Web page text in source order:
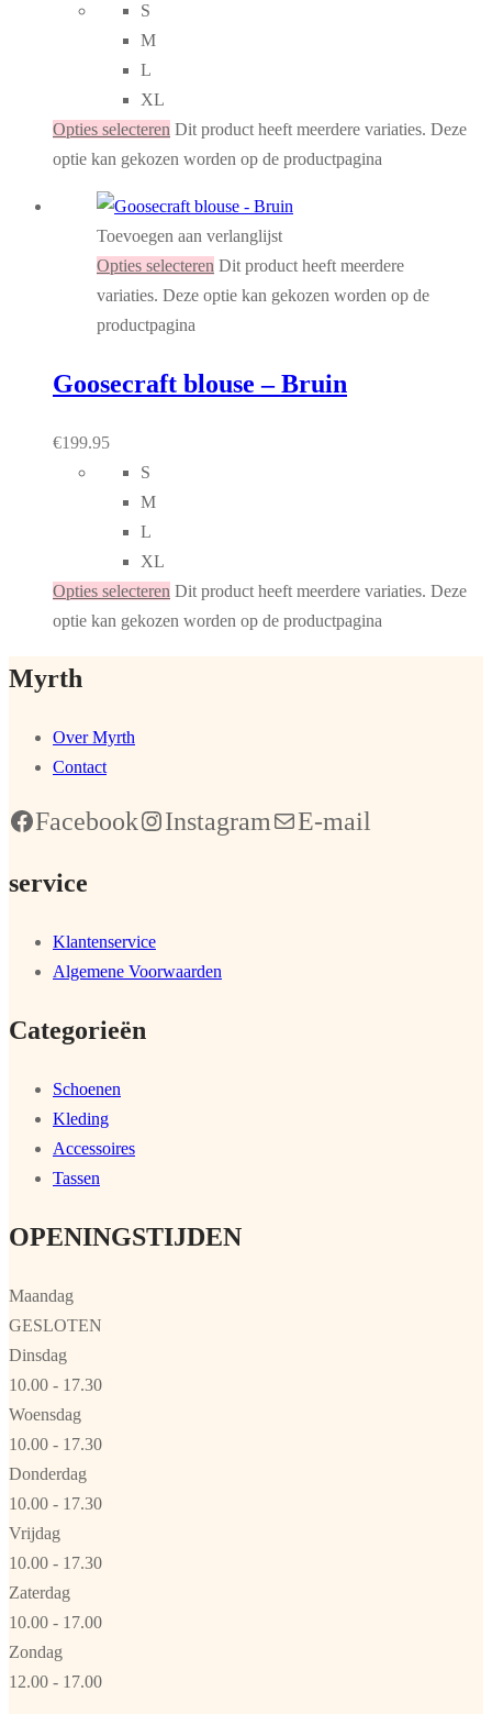
S
M
L
XL
Opties selecteren Dit product heeft meerdere variaties. Deze
optie kan gekozen worden op de productpagina
Toevoegen aan verlanglijst
Opties selecteren Dit product heeft meerdere
variaties. Deze optie kan gekozen worden op de
productpagina
Goosecraft blouse – Bruin
€199.95
S
M
L
XL
Opties selecteren Dit product heeft meerdere variaties. Deze
optie kan gekozen worden op de productpagina
Myrth
Over Myrth
Contact
Facebook Instagram E-mail
service
Klantenservice
Algemene Voorwaarden
Categorieën
Schoenen
Kleding
Accessoires
Tassen
OPENINGSTIJDEN
Maandag
GESLOTEN
Dinsdag
10.00 - 17.30
Woensdag
10.00 - 17.30
Donderdag
10.00 - 17.30
Vrijdag
10.00 - 17.30
Zaterdag
10.00 - 17.00
Zondag
12.00 - 17.00